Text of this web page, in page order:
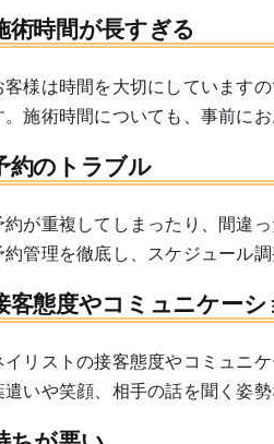
術時間が長すぎる
客様は時間を大切にしています
。施術時間についても、事前に
約のトラブル
約が重複してしまったり、間違
約管理を徹底し、スケジュール
客態度やコミュニケーシ
イリストの接客態度やコミュニ
遣いや笑顔、相手の話を聞く姿